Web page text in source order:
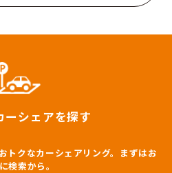
ーシェアを探す
トクなカーシェアリング。まずはお
検索から。